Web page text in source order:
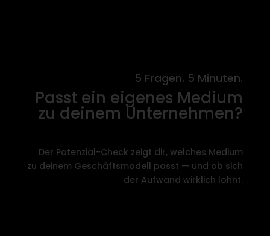
5 Fragen. 5 Minuten.
Passt ein eigenes Medium
zu deinem Unternehmen?
Der Potenzial-Check zeigt dir, welches Medium
zu deinem Geschäftsmodell passt — und ob sich
der Aufwand wirklich lohnt.